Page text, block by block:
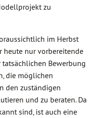
zu
im Herbst
heute nur vorbereitende
Bewerbung
die möglichen
den zuständigen
und zu beraten. Da
sind, ist auch eine